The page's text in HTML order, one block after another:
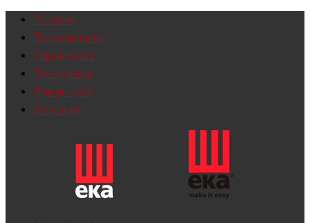
Головна
Про компанію
Сертифікати
Прес-релізи
Для дилерів
Контакти